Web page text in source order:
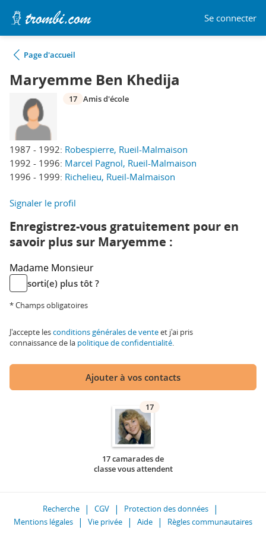
Se connecter
Page d'accueil
Maryemme Ben Khedija
1987 - 1992: Robespierre, Rueil-Malmaison
1992 - 1996: Marcel Pagnol, Rueil-Malmaison
1996 - 1999: Richelieu, Rueil-Malmaison
17 Amis d'école
Signaler le profil
Enregistrez-vous gratuitement pour en
savoir plus sur Maryemme :
Madame Monsieur
sorti(e) plus tôt ?
* Champs obligatoires
J'accepte lesconditions générales de venteet j'ai pris
connaissance de la politique de confidentialité.
Ajouter à vos contacts
17
17 camarades de
classe vous attendent
Recherche CGV
Protection des données
Mentions légales
Vie privée Aide Règles communautaires